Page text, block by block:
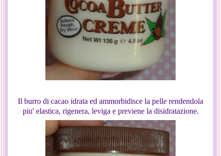
Il burro di cacao idrata ed ammorbidisce la pelle rendendola
piu' elastica, rigenera, leviga e previene la disidratazione.